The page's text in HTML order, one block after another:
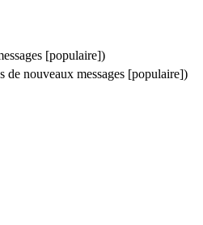
[populaire])
de nouveaux messages [populaire])